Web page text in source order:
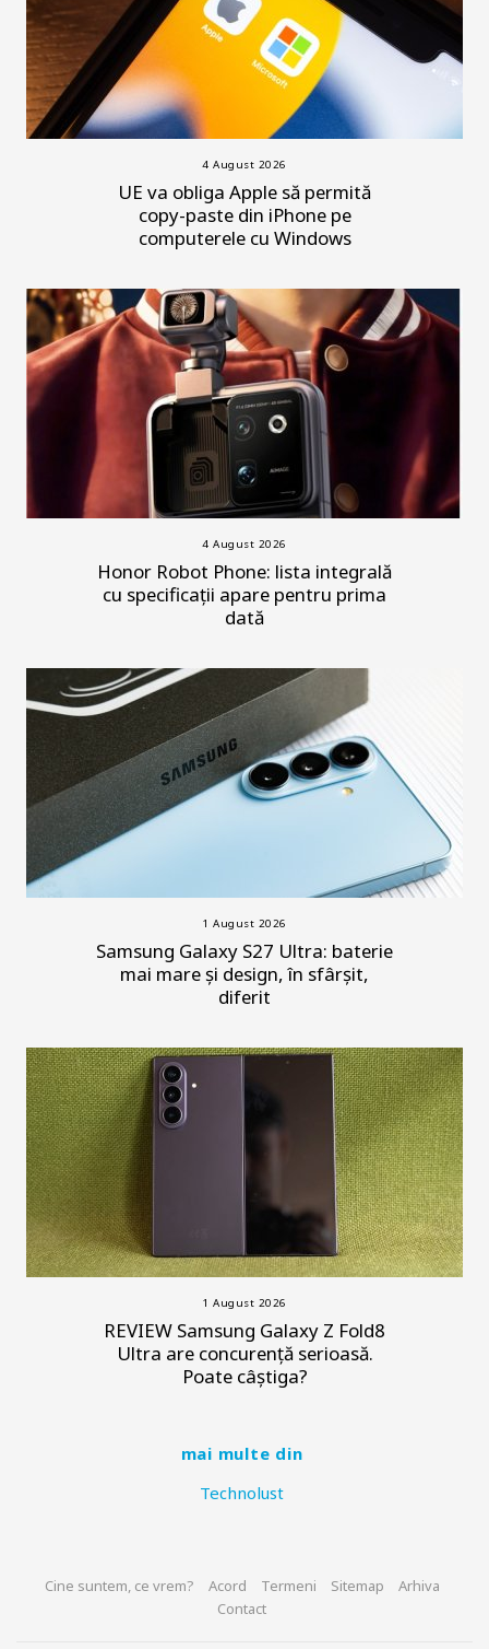
4 August 2026
UE va obliga Apple să permită
copy-paste din iPhone pe
computerele cu Windows
4 August 2026
Honor Robot Phone: lista integrală
cu specificații apare pentru prima
dată
1 August 2026
Samsung Galaxy S27 Ultra: baterie
mai mare și design, în sfârșit,
diferit
1 August 2026
REVIEW Samsung Galaxy Z Fold8
Ultra are concurență serioasă.
Poate câștiga?
mai multe din
Technolust
Cine suntem, ce vrem? Acord Termeni Sitemap
Arhiva
Contact